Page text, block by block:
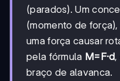
(parados). Um
(momento de
uma força causar
pela fórmula M=F·d,
braço de alavanca.